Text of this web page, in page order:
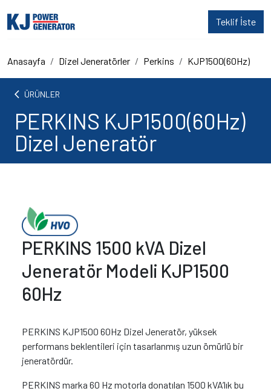
Teklif İste
Anasayfa Dizel Jeneratörler Perkins KJP1500(60Hz)
arrow_back_ios ÜRÜNLER
PERKINS KJP1500(60Hz)
Dizel Jeneratör
PERKINS 1500 kVA Dizel
Jeneratör Modeli KJP1500
60Hz
PERKINS KJP1500 60Hz Dizel Jeneratör, yüksek
performans beklentileri için tasarlanmış uzun ömürlü bir
jeneratördür.
PERKINS marka 60 Hz motorla donatılan 1500 kVA’lık bu